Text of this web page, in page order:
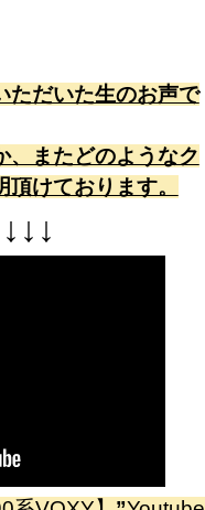
ただいた生のお声で
、またどのようなク
けております。
↓ ↓ ↓